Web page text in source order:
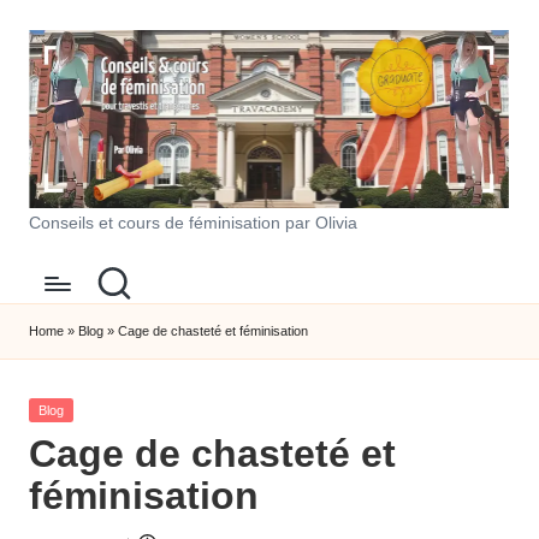
Skip
content
T
a
v
a
c
a
d
Conseils et cours de féminisation par Olivia
Home » Blog » Cage de chasteté et féminisation
Posted
in
Blog
Cage de chasteté et
féminisation